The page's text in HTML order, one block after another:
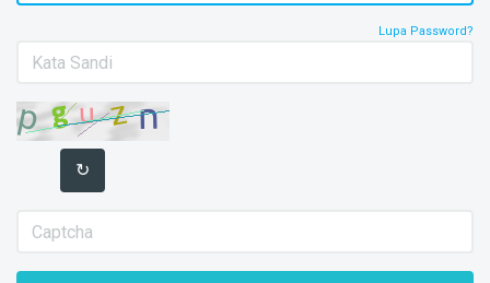
Lupa Password?
↻